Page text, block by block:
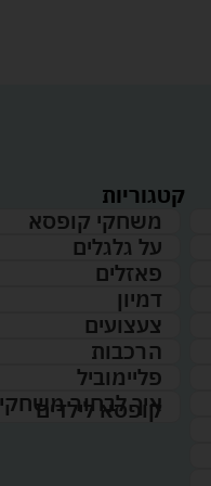
קטגוריות
משחקי קופסא
על גלגלים
פאזלים
דמיון
צעצועים
הרכבות
פליימוביל
איך לבחור משחקי
קופסא לילדים